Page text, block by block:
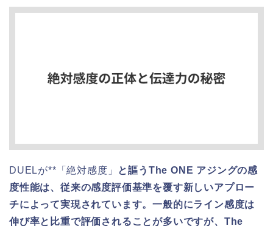
DUELが**「絶対感度」 と謳うThe ONE アジングの感
度性能は、従来の感度評価基準を覆す新しいアプロー
チによって実現されています。一般的にライン感度は
伸び率と比重で評価されることが多いですが、The